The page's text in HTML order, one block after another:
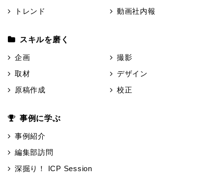
トレンド
動画社内報
スキルを磨く
企画
取材
原稿作成
撮影
デザイン
校正
事例に学ぶ
事例紹介
編集部訪問
深掘り！ ICP Session